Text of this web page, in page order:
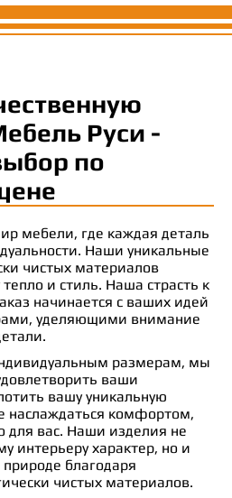
Руси -
по
мебели, где каждая деталь
Наши уникальные
чистых материалов
и стиль. Наша страсть к
начинается с ваших идей
уделяющими внимание
размерам, мы
ваши
вашу уникальную
наслаждаться комфортом,
для вас. Наши изделия не
интерьеру характер, но и
природе благодаря
чистых материалов.